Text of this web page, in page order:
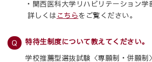
・関西医科大学リハビリテーション学
詳しくは こちらをご覧ください。
特待生制度について教えてください。
学校推薦型選抜試験〈専願制・併願制